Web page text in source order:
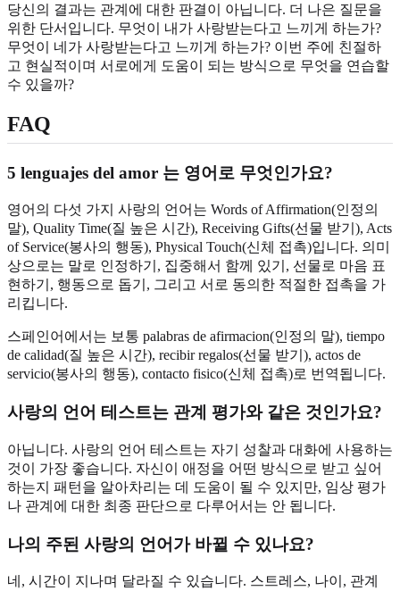
당신의 결과는 관계에 대한 판결이 아닙니다. 더 나은 질문을
위한 단서입니다. 무엇이 내가 사랑받는다고 느끼게 하는가?
무엇이 네가 사랑받는다고 느끼게 하는가? 이번 주에 친절하
고 현실적이며 서로에게 도움이 되는 방식으로 무엇을 연습할
수 있을까?
FAQ
5 lenguajes del amor 는 영어로 무엇인가요?
영어의 다섯 가지 사랑의 언어는 Words of Affirmation(인정의
말), Quality Time(질 높은 시간), Receiving Gifts(선물 받기), Acts
of Service(봉사의 행동), Physical Touch(신체 접촉)입니다. 의미
상으로는 말로 인정하기, 집중해서 함께 있기, 선물로 마음 표
현하기, 행동으로 돕기, 그리고 서로 동의한 적절한 접촉을 가
리킵니다.
스페인어에서는 보통 palabras de afirmacion(인정의 말), tiempo
de calidad(질 높은 시간), recibir regalos(선물 받기), actos de
servicio(봉사의 행동), contacto fisico(신체 접촉)로 번역됩니다.
사랑의 언어 테스트는 관계 평가와 같은 것인가요?
아닙니다. 사랑의 언어 테스트는 자기 성찰과 대화에 사용하는
것이 가장 좋습니다. 자신이 애정을 어떤 방식으로 받고 싶어
하는지 패턴을 알아차리는 데 도움이 될 수 있지만, 임상 평가
나 관계에 대한 최종 판단으로 다루어서는 안 됩니다.
나의 주된 사랑의 언어가 바뀔 수 있나요?
네, 시간이 지나며 달라질 수 있습니다. 스트레스, 나이, 관계